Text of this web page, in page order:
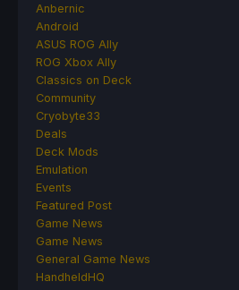
Anbernic
Android
ASUS ROG Ally
ROG Xbox Ally
Classics on Deck
Community
Cryobyte33
Deals
Deck Mods
Emulation
Events
Featured Post
Game News
Game News
General Game News
HandheldHQ